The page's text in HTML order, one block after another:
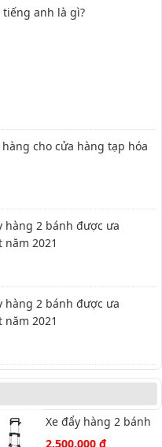
tiếng anh là gì?
hàng cho cửa hàng tạp hóa
hàng 2 bánh được ưa
2021
hàng 2 bánh được ưa
2021
Xe đẩy hàng 2 bánh
Nikawa NK-200DN
2.500.000 đ